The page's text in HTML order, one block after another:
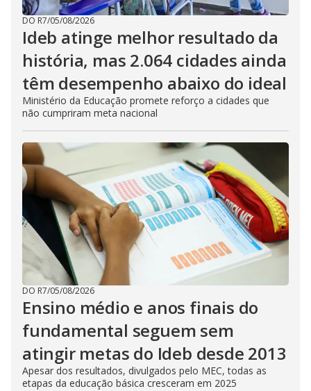
DO R7/05/08/2026
Ideb atinge melhor resultado da
história, mas 2.064 cidades ainda
têm desempenho abaixo do ideal
Ministério da Educação promete reforço a cidades que
não cumpriram meta nacional
DO R7/05/08/2026
Ensino médio e anos finais do
fundamental seguem sem
atingir metas do Ideb desde 2013
Apesar dos resultados, divulgados pelo MEC, todas as
etapas da educação básica cresceram em 2025